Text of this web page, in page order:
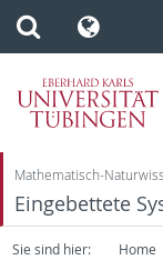
Mathematisch-
Eingebettete
Sie sind hier: Home